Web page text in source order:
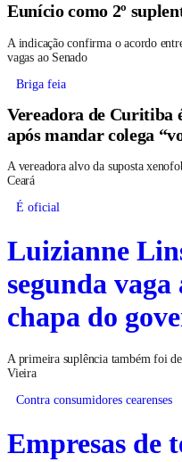
Eunício como 2º
A indicação confirma o acordo
vagas ao Senado
Briga feia
Vereadora de Curitiba
após mandar colega
A vereadora alvo da suposta
Ceará
É oficial
Luizianne
segunda vaga
chapa do
A primeira suplência também foi
Vieira
Contra consumidores cearenses
Empresas de